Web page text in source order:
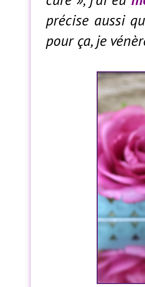
précise aussi
pour ça, je